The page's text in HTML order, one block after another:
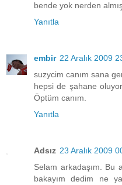
bende yok nerden
Yanıtla
embir 22 Aralık 2009
suzycim canım sana
hepsi de şahane
Öptüm canım.
Yanıtla
Adsız 23 Aralık 2009
Selam arkadaşım. Bu
bakayım dedim ne